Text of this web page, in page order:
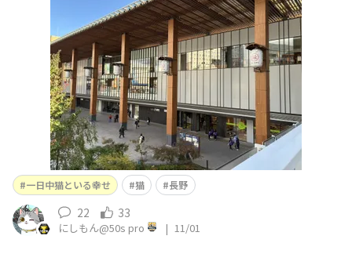
込んでます、、、 来春までの分をしっかり充電したいと
思います🤒
一日中猫といる幸せ 猫 長野
22 33
にしもん@50s pro | 11/01